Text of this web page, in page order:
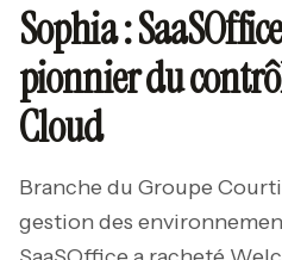
Sophia :
pionnier du
Cloud
Branche du Groupe
gestion des